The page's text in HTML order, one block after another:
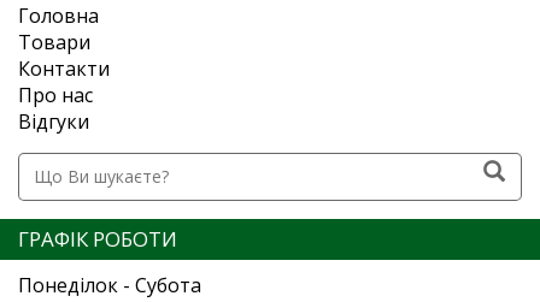
Головна
Товари
Контакти
Про нас
Відгуки
ГРАФІК РОБОТИ
Понеділок - Субота